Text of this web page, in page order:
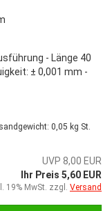
- Länge 40
± 0,001 mm -
0,05 kg St.
UVP 8,00 EUR
Ihr Preis 5,60 EUR
19% MwSt. zzgl. Versand